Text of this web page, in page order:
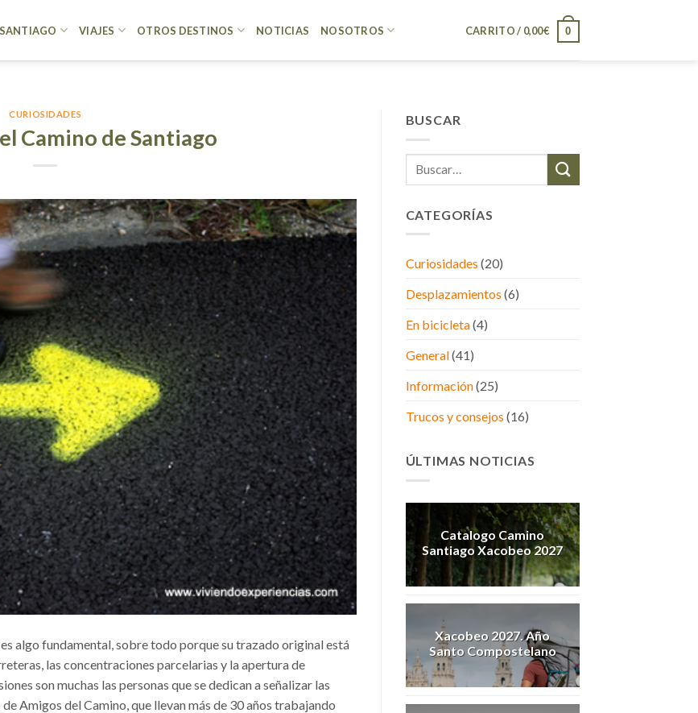
VIAJES OTROS DESTINOS NOTICIAS NOSOTROS CARRITO / 0,00€ 0
CURIOSIDADES
Camino de Santiago
algo fundamental, sobre todo porque su trazado original está
las concentraciones parcelarias y la apertura de
son muchas las personas que se dedican a señalizar las
Amigos del Camino, que llevan más de 30 años trabajando
BUSCAR
CATEGORÍAS
Curiosidades (20)
Desplazamientos (6)
En bicicleta(4)
General(41)
Información(25)
Trucos y consejos (16)
ÚLTIMAS NOTICIAS
Catalogo Camino
Santiago Xacobeo 2027
Xacobeo 2027. Año
Santo Compostelano